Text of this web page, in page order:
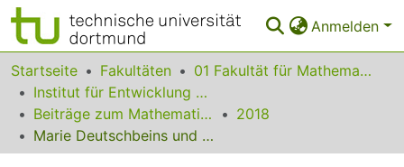
Anmelden
Bereiche & Sammlungen
Das gesamte Repositorium
Statistiken
Startseite Fakultäten
01 Fakultät für Mathematik
Institut für Entwicklung und Erforschung des Mathematikunterrichts
Beiträge zum Mathematikunterricht
2018
Marie Deutschbeins und Walther Brands Einführung in die philosophischen Grundlagen der Mathematik (1929): ein Buch für Lehre und Unterricht?